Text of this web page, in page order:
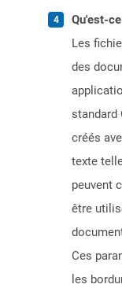
Qu'est-
Les
des
standard
créés
texte
peuvent
être
Ces
les